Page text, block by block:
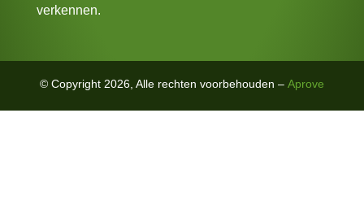
verkennen.
© Copyright 2026, Alle rechten voorbehouden – Aprove